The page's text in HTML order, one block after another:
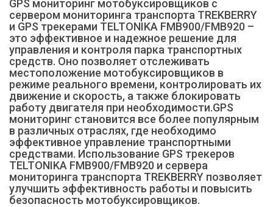
GPS мониторинг мотобуксировщиков с
сервером мониторинга транспорта TREKBERRY
и GPS трекерами TELTONIKA FMB900/FMB920 –
это эффективное и надежное решение для
управления и контроля парка транспортных
средств. Оно позволяет отслеживать
местоположение мотобуксировщиков в
режиме реального времени, контролировать их
движение и скорость, а также блокировать
работу двигателя при необходимости.GPS
мониторинг становится все более популярным
в различных отраслях, где необходимо
эффективное управление транспортными
средствами. Использование GPS трекеров
TELTONIKA FMB900/FMB920 и сервера
мониторинга транспорта TREKBERRY позволяет
улучшить эффективность работы и повысить
безопасность мотобуксировщиков.